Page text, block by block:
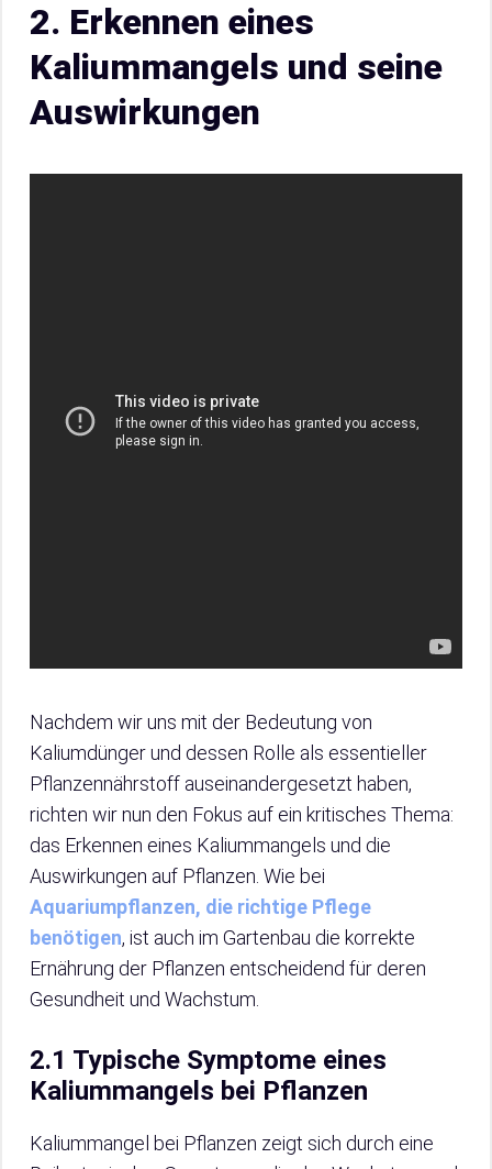
2. Erkennen eines
Kaliummangels und seine
Auswirkungen
Nachdem wir uns mit der Bedeutung von
Kaliumdünger und dessen Rolle als essentieller
Pflanzennährstoff auseinandergesetzt haben,
richten wir nun den Fokus auf ein kritisches Thema:
das Erkennen eines Kaliummangels und die
Auswirkungen auf Pflanzen. Wie bei
Aquariumpflanzen, die richtige Pflege
benötigen, ist auch im Gartenbau die korrekte
Ernährung der Pflanzen entscheidend für deren
Gesundheit und Wachstum.
2.1 Typische Symptome eines
Kaliummangels bei Pflanzen
Kaliummangel bei Pflanzen zeigt sich durch eine